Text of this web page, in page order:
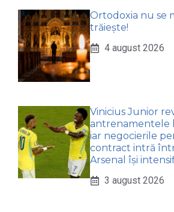
Ortodoxia nu se
trăiește!
4 august 2026
Vinicius Junior
antrenamentele
iar negocierile
contract intră
Arsenal își
3 august 2026